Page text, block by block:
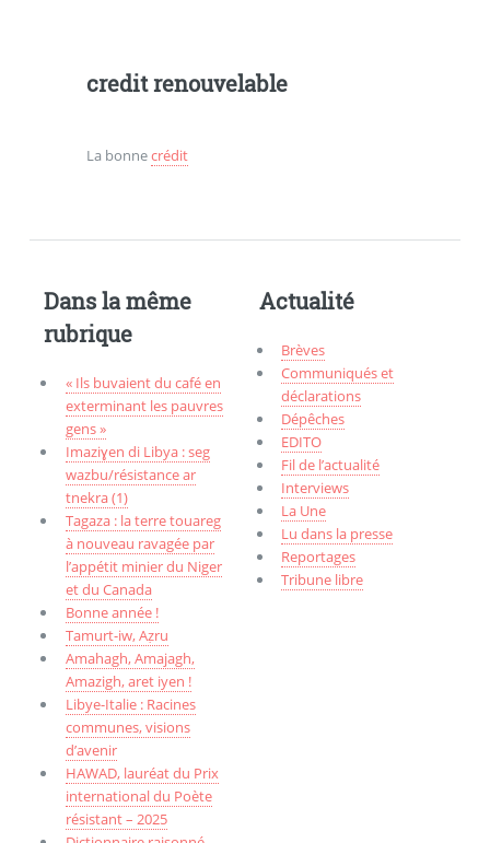
credit renouvelable
La bonnecrédit
Dans la même
rubrique
« Ils buvaient du café en
exterminant les pauvres
gens »
Imaziɣen di Libya : seg
wazbu/résistance ar
tnekra (1)
Tagaza : la terre touareg
à nouveau ravagée par
l’appétit minier du Niger
et du Canada
Bonne année !
Tamurt-iw, Aẓru
Amahagh, Amajagh,
Amazigh, aret iyen !
Libye-Italie : Racines
communes, visions
d’avenir
HAWAD, lauréat du Prix
international du Poète
résistant – 2025
Actualité
Brèves
Communiqués et
déclarations
Dépêches
EDITO
Fil de l’actualité
Interviews
La Une
Lu dans la presse
Reportages
Tribune libre